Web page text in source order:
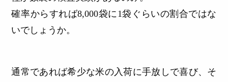
確率からすれば8,000袋に1袋ぐらいの割合ではな
いでしょうか。
通常であれば希少な米の入荷に手放しで喜び、そ